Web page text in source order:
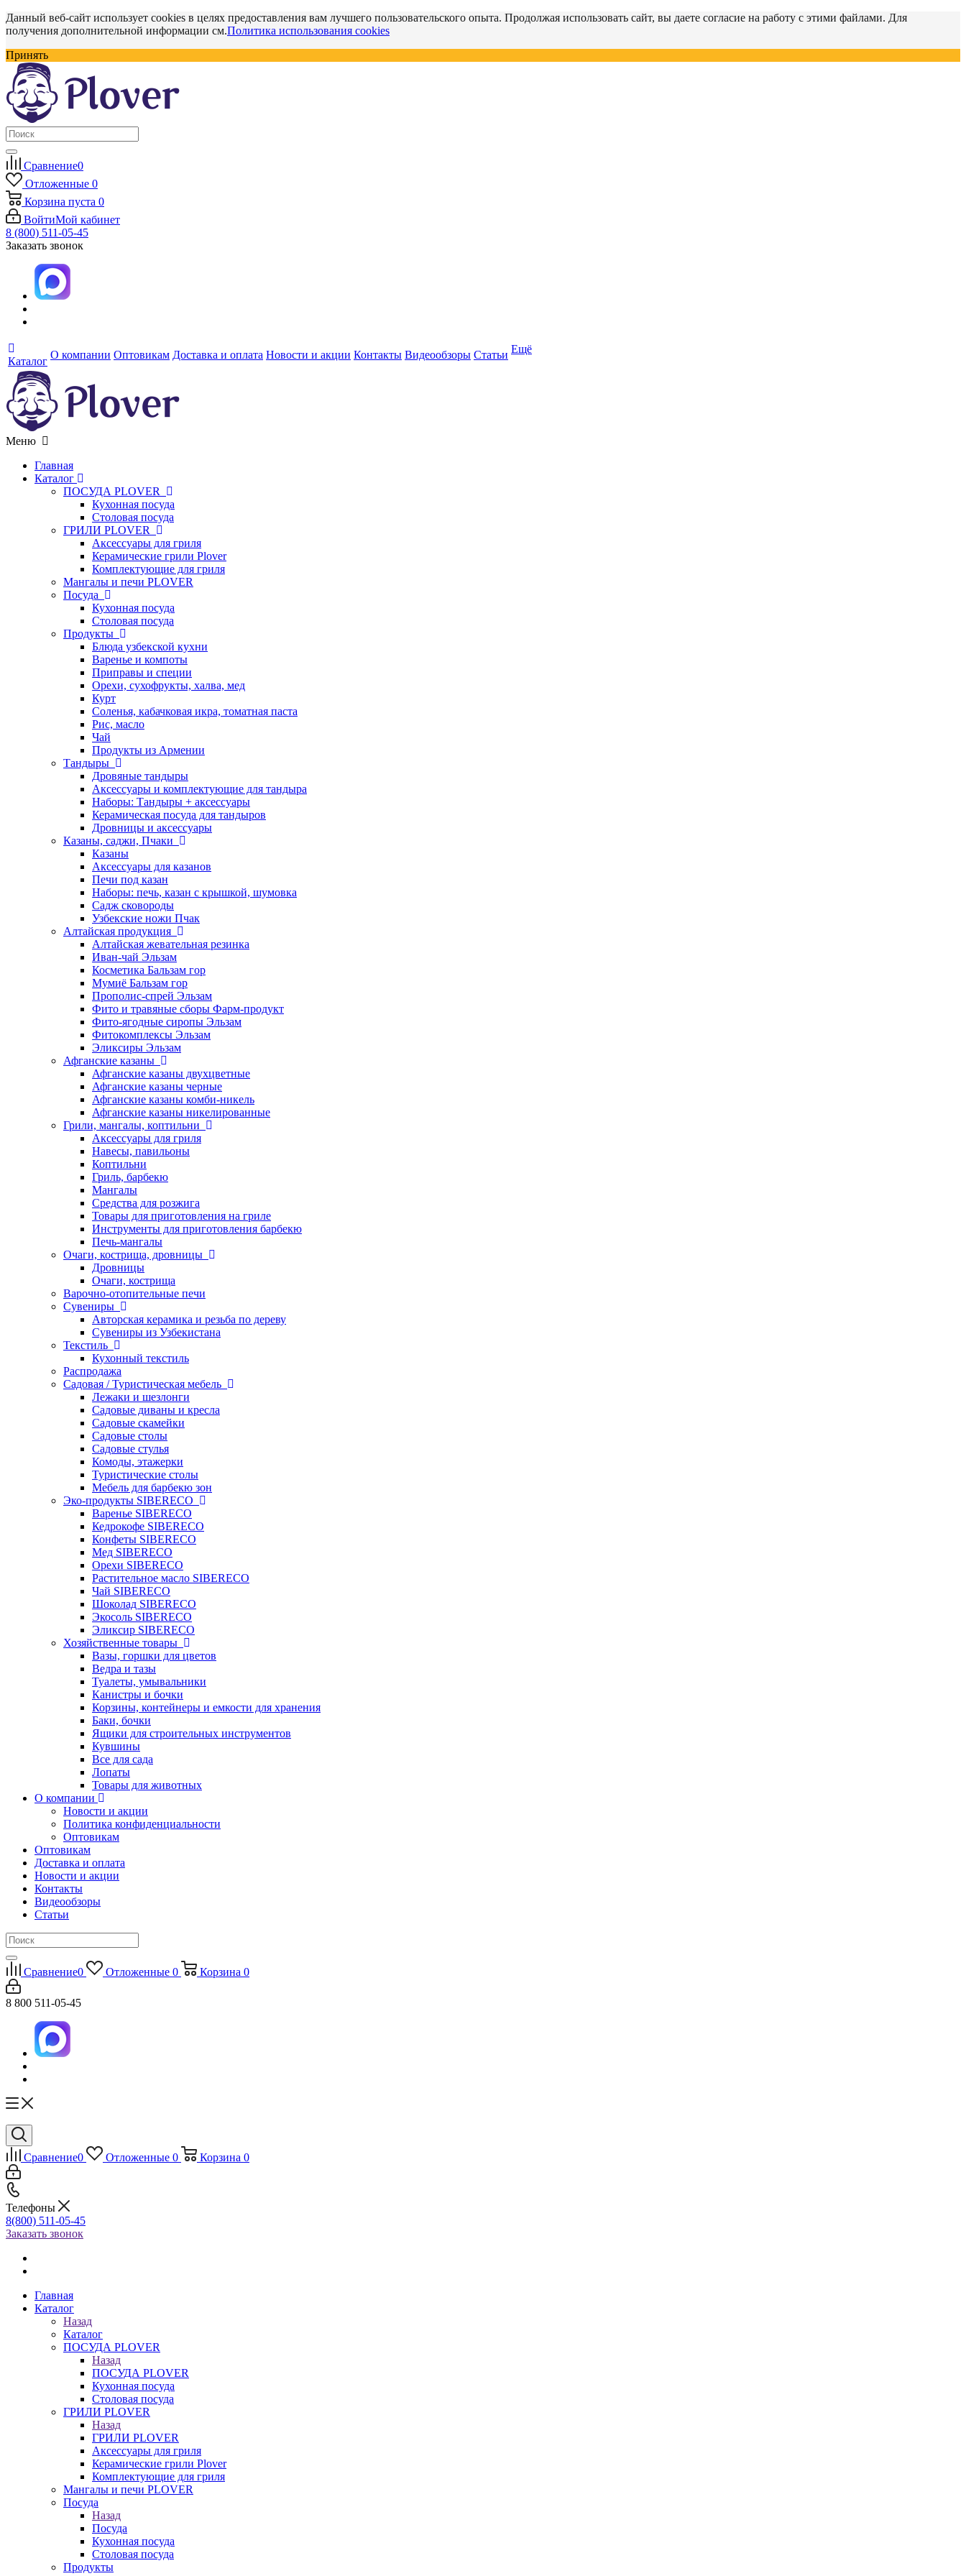
Данный веб-сайт использует cookies в целях предоставления вам лучшего пользовательского опыта. Продолжая использовать сайт, вы даете согласие на работу с этими файлами. Для
получения дополнительной информации см.Политика использования cookies
Принять
Сравнение0
Отложенные 0
Корзина пуста 0
ВойтиМой кабинет
8 (800) 511-05-45
Заказать звонок
Каталог
О компании Оптовикам Доставка и оплата Новости и акции Контакты Видеообзоры Статьи Ещё
Меню
Главная
Каталог
ПОСУДА PLOVER
Кухонная посуда
Столовая посуда
ГРИЛИ PLOVER
Аксессуары для гриля
Керамические грили Plover
Комплектующие для гриля
Мангалы и печи PLOVER
Посуда
Кухонная посуда
Столовая посуда
Продукты
Блюда узбекской кухни
Варенье и компоты
Приправы и специи
Орехи, сухофрукты, халва, мед
Курт
Соленья, кабачковая икра, томатная паста
Рис, масло
Чай
Продукты из Армении
Тандыры
Дровяные тандыры
Аксессуары и комплектующие для тандыра
Наборы: Тандыры + аксессуары
Керамическая посуда для тандыров
Дровницы и аксессуары
Казаны, саджи, Пчаки
Казаны
Аксессуары для казанов
Печи под казан
Наборы: печь, казан с крышкой, шумовка
Садж сковороды
Узбекские ножи Пчак
Алтайская продукция
Алтайская жевательная резинка
Иван-чай Эльзам
Косметика Бальзам гор
Мумиё Бальзам гор
Прополис-спрей Эльзам
Фито и травяные сборы Фарм-продукт
Фито-ягодные сиропы Эльзам
Фитокомплексы Эльзам
Эликсиры Эльзам
Афганские казаны
Афганские казаны двухцветные
Афганские казаны черные
Афганские казаны комби-никель
Афганские казаны никелированные
Грили, мангалы, коптильни
Аксессуары для гриля
Навесы, павильоны
Коптильни
Гриль, барбекю
Мангалы
Средства для розжига
Товары для приготовления на гриле
Инструменты для приготовления барбекю
Печь-мангалы
Очаги, кострища, дровницы
Дровницы
Очаги, кострища
Варочно-отопительные печи
Сувениры
Авторская керамика и резьба по дереву
Сувениры из Узбекистана
Текстиль
Кухонный текстиль
Распродажа
Садовая / Туристическая мебель
Лежаки и шезлонги
Садовые диваны и кресла
Садовые скамейки
Садовые столы
Садовые стулья
Комоды, этажерки
Туристические столы
Мебель для барбекю зон
Эко-продукты SIBERECO
Варенье SIBERECO
Кедрокофе SIBERECO
Конфеты SIBERECO
Мед SIBERECO
Орехи SIBERECO
Растительное масло SIBERECO
Чай SIBERECO
Шоколад SIBERECO
Экосоль SIBERECO
Эликсир SIBERECO
Хозяйственные товары
Вазы, горшки для цветов
Ведра и тазы
Туалеты, умывальники
Канистры и бочки
Корзины, контейнеры и емкости для хранения
Баки, бочки
Ящики для строительных инструментов
Кувшины
Все для сада
Лопаты
Товары для животных
О компании
Новости и акции
Политика конфиденциальности
Оптовикам
Оптовикам
Доставка и оплата
Новости и акции
Контакты
Видеообзоры
Статьи
Сравнение0 Отложенные 0 Корзина 0
8 800 511-05-45
Сравнение0 Отложенные 0 Корзина 0
Телефоны
8(800) 511-05-45
Заказать звонок
Главная
Каталог
Назад
Каталог
ПОСУДА PLOVER
Назад
ПОСУДА PLOVER
Кухонная посуда
Столовая посуда
ГРИЛИ PLOVER
Назад
ГРИЛИ PLOVER
Аксессуары для гриля
Керамические грили Plover
Комплектующие для гриля
Мангалы и печи PLOVER
Посуда
Назад
Посуда
Кухонная посуда
Столовая посуда
Продукты